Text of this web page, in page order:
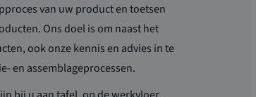
van uw product en toetsen
Ons doel is om naast het
ook onze kennis en advies in te
en assemblageprocessen.